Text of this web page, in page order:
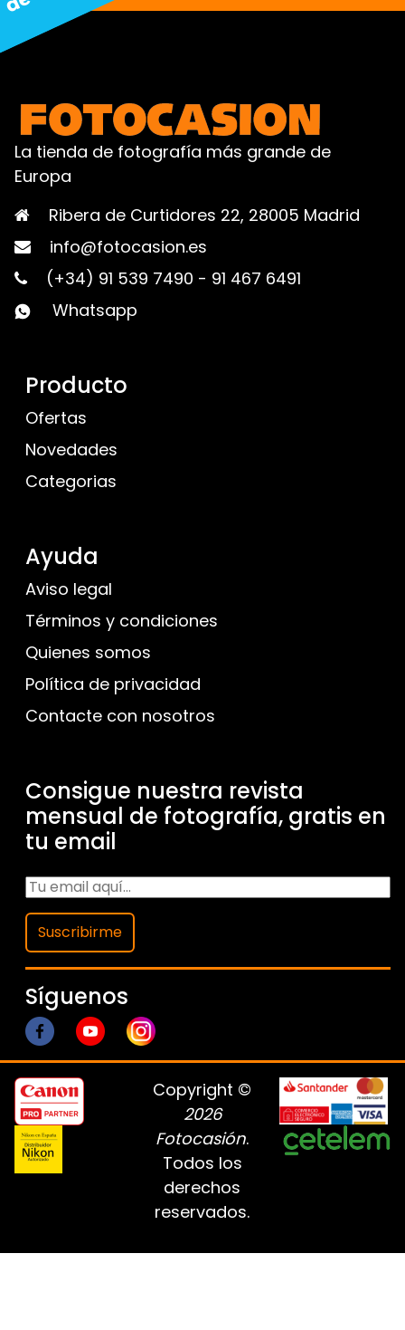
La tienda de fotografía más grande de
Europa
Ribera de Curtidores 22, 28005 Madrid
info@fotocasion.es
(+34) 91 539 7490 - 91 467 6491
Whatsapp
Producto
Ofertas
Novedades
Categorias
Ayuda
Aviso legal
Términos y condiciones
Quienes somos
Política de privacidad
Contacte con nosotros
Consigue nuestra revista
mensual de fotografía, gratis en
tu email
Suscribirme
Síguenos
Copyright ©
2026
Fotocasión.
Todos los
derechos
reservados.